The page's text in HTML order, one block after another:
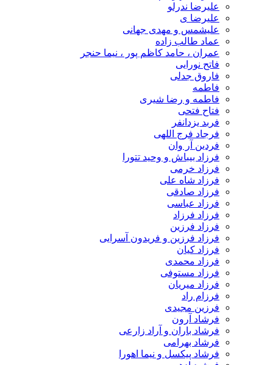
علیرضا ندرلو
علیرضا ی
علیشمس و مهدی جهانی
عماد طالب زاده
عمران ، حامد کاظم پور ، نیما حنجر
فاتح نورایی
فاروق جدلی
فاطمه
فاطمه و رضا شیری
فتاح فتحی
فربد یزدانفر
فرجاد فرج اللهی
فردین آر وان
فرزاد بیباش و وحید تتورا
فرزاد خرمی
فرزاد شاه علی
فرزاد صادقی
فرزاد عباسی
فرزاد فرزاد
فرزاد فرزین
فرزاد فرزین و فریدون آسرایی
فرزاد کیان
فرزاد محمدی
فرزاد مستوفی
فرزاد میریان
فرزام راد
فرزین مجیدی
فرشاد آرون
فرشاد باران و آراد زارعی
فرشاد بهرامی
فرشاد پیکسل و نیما اهورا